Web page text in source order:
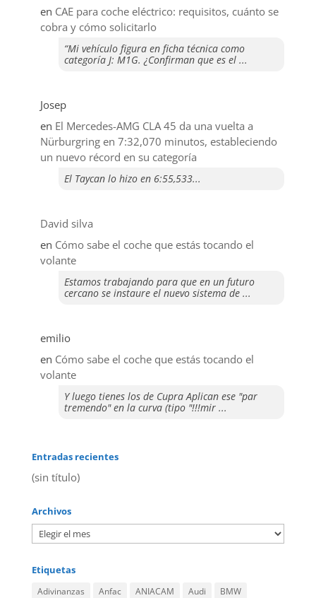
en CAE para coche eléctrico: requisitos, cuánto se
cobra y cómo solicitarlo
“Mi vehículo figura en ficha técnica como
categoría J: M1G. ¿Confirman que es el ...
Josep
en El Mercedes-AMG CLA 45 da una vuelta a
Nürburgring en 7:32,070 minutos, estableciendo
un nuevo récord en su categoría
El Taycan lo hizo en 6:55,533...
David silva
en ​Cómo sabe el coche que estás tocando el
volante
Estamos trabajando para que en un futuro
cercano se instaure el nuevo sistema de ...
emilio
en ​Cómo sabe el coche que estás tocando el
volante
Y luego tienes los de Cupra Aplican ese "par
tremendo" en la curva (tipo "!!!mir ...
Entradas recientes
(sin título)
Archivos
Etiquetas
Adivinanzas Anfac ANIACAM Audi
BMW